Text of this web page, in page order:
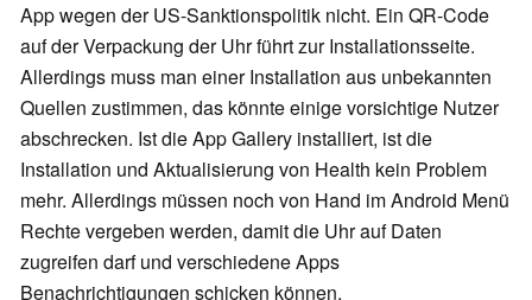
App wegen der US-Sanktionspolitik nicht. Ein QR-Code
auf der Verpackung der Uhr führt zur Installationsseite.
Allerdings muss man einer Installation aus unbekannten
Quellen zustimmen, das könnte einige vorsichtige Nutzer
abschrecken. Ist die App Gallery installiert, ist die
Installation und Aktualisierung von Health kein Problem
mehr. Allerdings müssen noch von Hand im Android Menü
Rechte vergeben werden, damit die Uhr auf Daten
zugreifen darf und verschiedene Apps
Benachrichtigungen schicken können.